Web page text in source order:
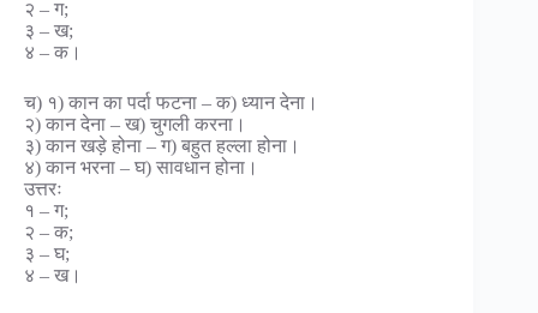
२ – ग;
३ – ख;
४ – क।
च) १) कान का पर्दा फटना – क) ध्यान देना।
२) कान देना – ख) चुगली करना।
३) कान खड़े होना – ग) बहुत हल्ला होना।
४) कान भरना – घ) सावधान होना।
उत्तरः
१ – ग;
२ – क;
३ – घ;
४ – ख।